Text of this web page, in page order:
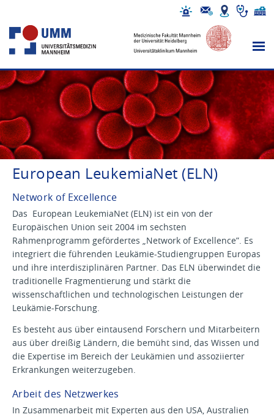
European LeukemiaNet (ELN)
Network of Excellence
Das European LeukemiaNet (ELN) ist ein von der
Europäischen Union seit 2004 im sechsten
Rahmenprogramm gefördertes „Network of Excellence”. Es
integriert die führenden Leukämie-Studiengruppen Europas
und ihre interdisziplinären Partner. Das ELN überwindet die
traditionelle Fragmentierung und stärkt die
wissenschaftlichen und technologischen Leistungen der
Leukämie-Forschung.
Es besteht aus über eintausend Forschern und Mitarbeitern
aus über dreißig Ländern, die bemüht sind, das Wissen und
die Expertise im Bereich der Leukämien und assoziierter
Erkrankungen weiterzugeben.
Arbeit des Netzwerkes
In Zusammenarbeit mit Experten aus den USA, Australien